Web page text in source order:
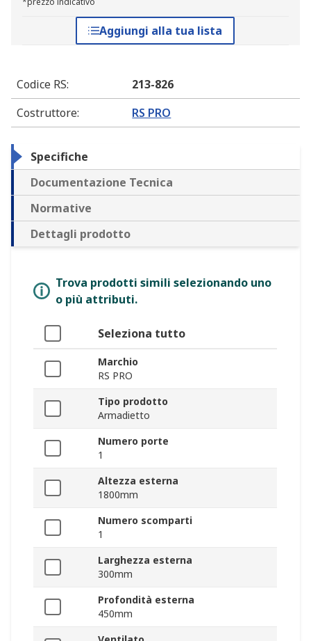
Aggiungi alla tua lista
Codice RS:
213-826
Costruttore: RS PRO
Specifiche
Documentazione Tecnica
Normative
Dettagli prodotto
Trova prodotti simili selezionando uno
o più attributi.
Seleziona tutto
Marchio
RS PRO
Tipo prodotto
Armadietto
Numero porte
1
Altezza esterna
1800mm
Numero scomparti
1
Larghezza esterna
300mm
Profondità esterna
450mm